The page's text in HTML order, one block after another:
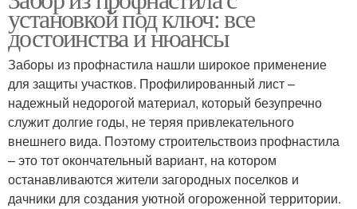
установкой под ключ: все
достоинства и нюансы
Заборы из профнастила нашли широкое применение
для защиты участков. Профилированный лист –
надежный недорогой материал, который безупречно
служит долгие годы, не теряя привлекательного
внешнего вида. Поэтому строительствоиз профнастила
– это тот окончательный вариант, на котором
останавливаются жители загородных поселков и
дачники для создания уютной огороженной территории.